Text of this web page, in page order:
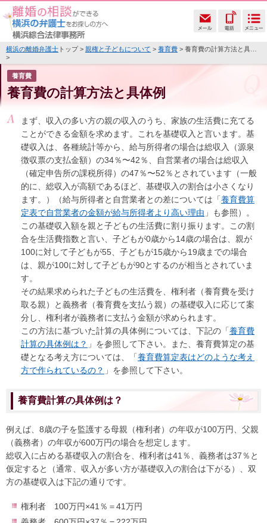
横浜の離婚弁護士 トップ > 親権と子どもについて > 養育費 > 養育費の計算方法と具体例
>
養育費
養育費の計算方法と具体例
まず、収入の多い方の親の収入のうち、家族の生活費に充てる
ことができる金額を求めます。これを基礎収入と言います。基
礎収入は、各種統計等から、給与所得者の場合は総収入（源泉
徴収票の支払金額）の34％〜42％、自営業者の場合は総収入
（確定申告所の課税所得）の47％〜52％とされています（一般
的に、総収入が高額であるほど、基礎収入の割合は小さくなり
ます。）（給与所得者と自営業者との差については「養育費算
定表で自営業者の金額が給与所得者より高い理由 」も参照）。
この基礎収入額を親と子どもの生活費に割り振ります。この割
合を生活費指数と言い、子どもが0歳から14歳の場合は、親が
100に対して子どもが55、子どもが15歳から19歳までの場合
は、親が100に対して子どもが90とするのが相当とされていま
す。
その結果求められた子どもの生活費を、権利者（養育費を受け
取る親）と義務者（養育費を支払う親）の基礎収入に応じて案
分し、権利者が義務者に支払う金額が求められます。
この方法に基づいた計算の具体例については、下記の「養育費
計算の具体例は？ 」を参照して下さい。また、養育費算定の基
礎となる考え方については、「養育費算定表はどのような考え
方で作られているの？ 」を参照して下さい。
養育費計算の具体例は？
例えば、8歳の子を監護する母親（権利者）の年収が100万円、父親
（義務者）の年収が600万円の場合を想定します。
総収入に占める基礎収入の割合を、権利者は41％、義務者は37％と
仮定すると（通常、収入が多い方が基礎収入の割合は下がる）、双
方の基礎収入は下記の通りです。
権利者 100万円×41％＝41万円